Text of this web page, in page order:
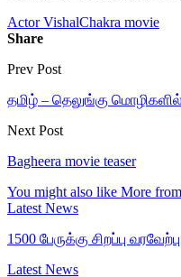
Actor VishalChakra movie
Share
Prev Post
தமிழ் – தெலுங்கு
Next Post
Bagheera movie teaser
You might also like More
Latest News
1500 பேருக்கு சிறப்பு
Latest News